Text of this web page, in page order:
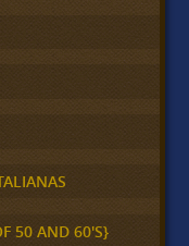
50 AND 60'S}